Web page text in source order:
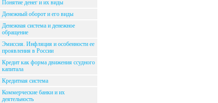
Понятие денег и их виды
Денежный оборот и его виды
Денежная система и денежное
обращение
Эмиссия. Инфляция и особенности ее
проявления в России
Кредит как форма движения ссудного
капитала
Кредитная система
Коммерческие банки и их
деятельность